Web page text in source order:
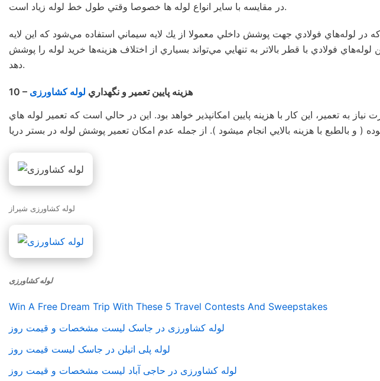
در مقايسه با ساير انواع لوله ها خصوصا وقتي طول خط لوله زياد است.
لوله‌هاي فولادي جهت پوشش داخلي معمولا از يك لايه سيماني استفاده مي‌شود كه اين لايه
فولادي با قطر بالاتر به تنهايي مي‌تواند بسياري از اختلاف هزينه‌ها خريد لوله را پوشش
دهد.
10 – هزينه پايين تعمير و نگهداري لوله کشاورزی
به تعمير، اين كار با هزينه پايين امكانپذير خواهد بود. اين در حالي است كه تعمير لوله هاي
( و بالطبع با هزينه بالايي انجام ميشود ). از جمله عدم امكان تعمير پوشش لوله در بستر دريا
لوله کشاورزی شیراز
لوله کشاورزی
Win A Free Dream Trip With These 5 Travel Contests And Sweepstakes
لوله کشاورزی در جاسک لیست مشخصات و قیمت روز
لوله پلی اتیلن در جاسک لیست قیمت روز
لوله کشاورزی در حاجی آباد لیست مشخصات و قیمت روز